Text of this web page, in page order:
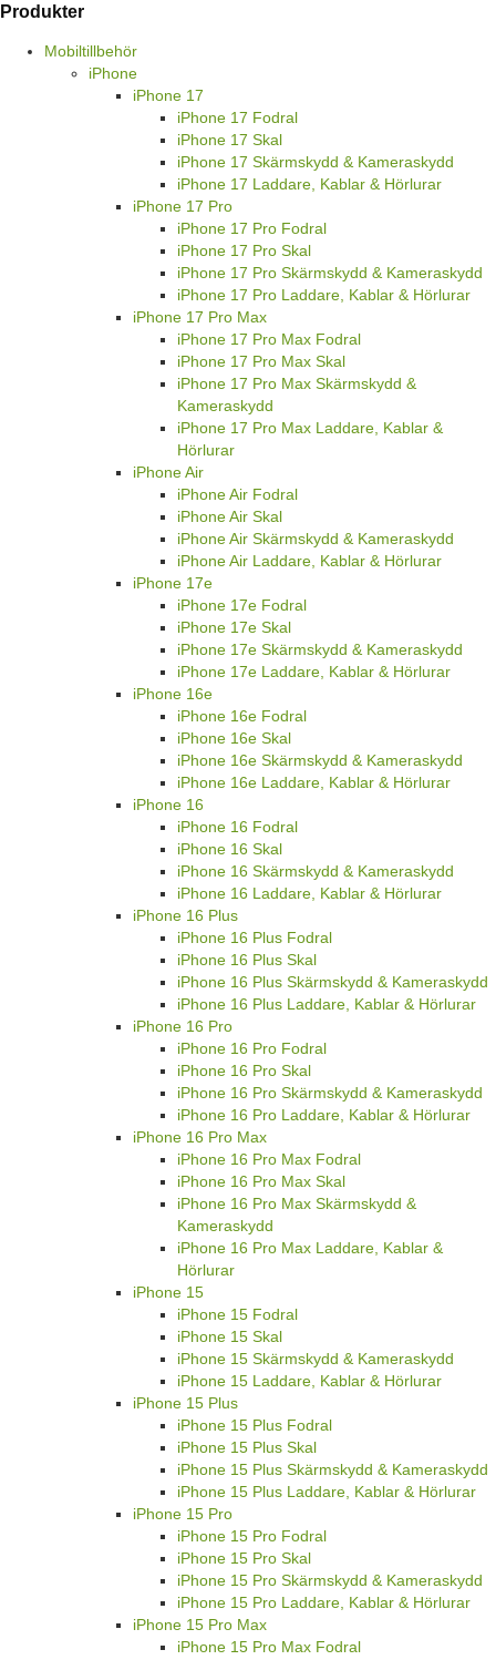
Produkter
Mobiltillbehör
iPhone
iPhone 17
iPhone 17 Fodral
iPhone 17 Skal
iPhone 17 Skärmskydd & Kameraskydd
iPhone 17 Laddare, Kablar & Hörlurar
iPhone 17 Pro
iPhone 17 Pro Fodral
iPhone 17 Pro Skal
iPhone 17 Pro Skärmskydd & Kameraskydd
iPhone 17 Pro Laddare, Kablar & Hörlurar
iPhone 17 Pro Max
iPhone 17 Pro Max Fodral
iPhone 17 Pro Max Skal
iPhone 17 Pro Max Skärmskydd &
Kameraskydd
iPhone 17 Pro Max Laddare, Kablar &
Hörlurar
iPhone Air
iPhone Air Fodral
iPhone Air Skal
iPhone Air Skärmskydd & Kameraskydd
iPhone Air Laddare, Kablar & Hörlurar
iPhone 17e
iPhone 17e Fodral
iPhone 17e Skal
iPhone 17e Skärmskydd & Kameraskydd
iPhone 17e Laddare, Kablar & Hörlurar
iPhone 16e
iPhone 16e Fodral
iPhone 16e Skal
iPhone 16e Skärmskydd & Kameraskydd
iPhone 16e Laddare, Kablar & Hörlurar
iPhone 16
iPhone 16 Fodral
iPhone 16 Skal
iPhone 16 Skärmskydd & Kameraskydd
iPhone 16 Laddare, Kablar & Hörlurar
iPhone 16 Plus
iPhone 16 Plus Fodral
iPhone 16 Plus Skal
iPhone 16 Plus Skärmskydd & Kameraskydd
iPhone 16 Plus Laddare, Kablar & Hörlurar
iPhone 16 Pro
iPhone 16 Pro Fodral
iPhone 16 Pro Skal
iPhone 16 Pro Skärmskydd & Kameraskydd
iPhone 16 Pro Laddare, Kablar & Hörlurar
iPhone 16 Pro Max
iPhone 16 Pro Max Fodral
iPhone 16 Pro Max Skal
iPhone 16 Pro Max Skärmskydd &
Kameraskydd
iPhone 16 Pro Max Laddare, Kablar &
Hörlurar
iPhone 15
iPhone 15 Fodral
iPhone 15 Skal
iPhone 15 Skärmskydd & Kameraskydd
iPhone 15 Laddare, Kablar & Hörlurar
iPhone 15 Plus
iPhone 15 Plus Fodral
iPhone 15 Plus Skal
iPhone 15 Plus Skärmskydd & Kameraskydd
iPhone 15 Plus Laddare, Kablar & Hörlurar
iPhone 15 Pro
iPhone 15 Pro Fodral
iPhone 15 Pro Skal
iPhone 15 Pro Skärmskydd & Kameraskydd
iPhone 15 Pro Laddare, Kablar & Hörlurar
iPhone 15 Pro Max
iPhone 15 Pro Max Fodral